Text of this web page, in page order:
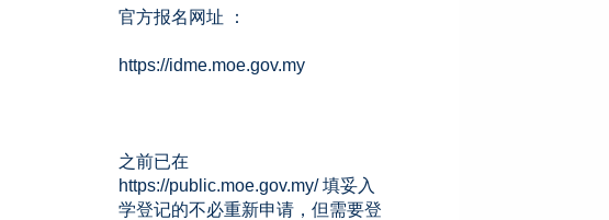
官方报名网址 ：
https://idme.moe.gov.my
之前已在
https://public.moe.gov.my/ 填妥入
学登记的不必重新申请，但需要登